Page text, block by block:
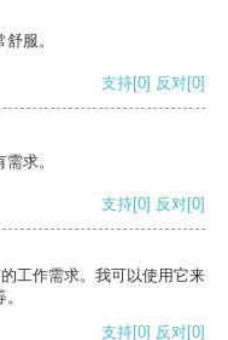
服。
支持[0] 反对[0]
求。
支持[0] 反对[0]
工作需求。我可以使用它来
支持[0] 反对[0]